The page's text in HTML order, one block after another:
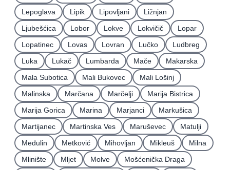
Lepoglava
Lipik Lipovljani
Ližnjan
Ljubešćica
Lobor Lokve Lokvičič
Lopar
Lopatinec
Lovas Lovran Lučko
Ludbreg
Luka
Lukač Lumbarda Mače
Makarska
Mala Subotica
Mali Bukovec
Mali Lošinj
Malinska
Marčana Marčelji
Marija Bistrica
Marija Gorica
Marina Marjanci
Markušica
Martijanec
Martinska Ves Maruševec
Matulji
Medulin
Metković Mihovljan Mikleuš
Milna
Mlinište
Mljet Molve
Mošćenička Draga